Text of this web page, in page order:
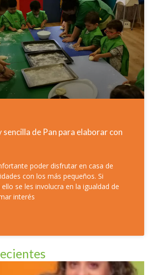
sencilla de Pan para elaborar con
poder disfrutar en casa de
con los más pequeños. Si
se les involucra en la igualdad de
interés